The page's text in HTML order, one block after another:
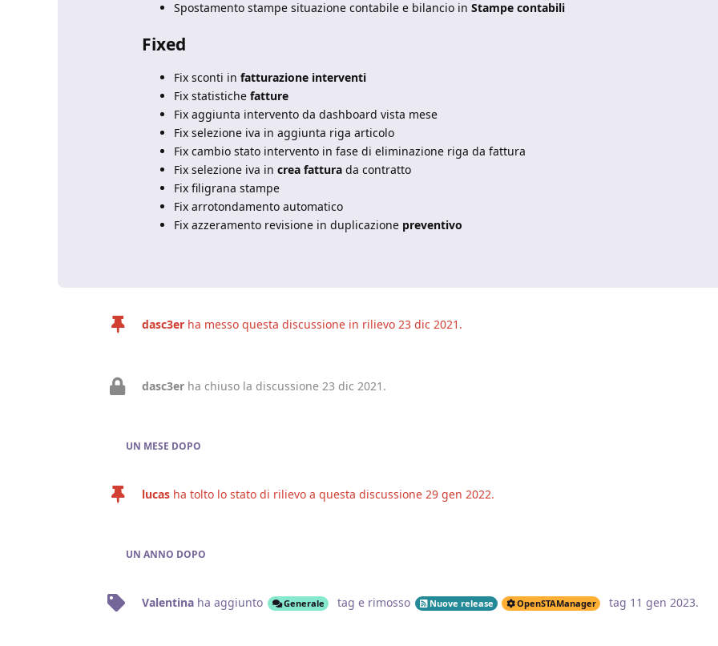
Spostamento stampe situazione contabile e bilancio in Stampe contabili
Fixed
Fix sconti in fatturazione interventi
Fix statistiche fatture
Fix aggiunta intervento da dashboard vista mese
Fix selezione iva in aggiunta riga articolo
Fix cambio stato intervento in fase di eliminazione riga da fattura
Fix selezione iva in crea fattura da contratto
Fix filigrana stampe
Fix arrotondamento automatico
Fix azzeramento revisione in duplicazione preventivo
dasc3er ha messo questa discussione in rilievo 23 dic 2021 .
dasc3er ha chiuso la discussione 23 dic 2021 .
UN MESE DOPO
lucas ha tolto lo stato di rilievo a questa discussione 29 gen 2022.
UN ANNO DOPO
Valentina ha aggiunto Generale tag e rimosso Nuove release OpenSTAManager tag 11 gen 2023.